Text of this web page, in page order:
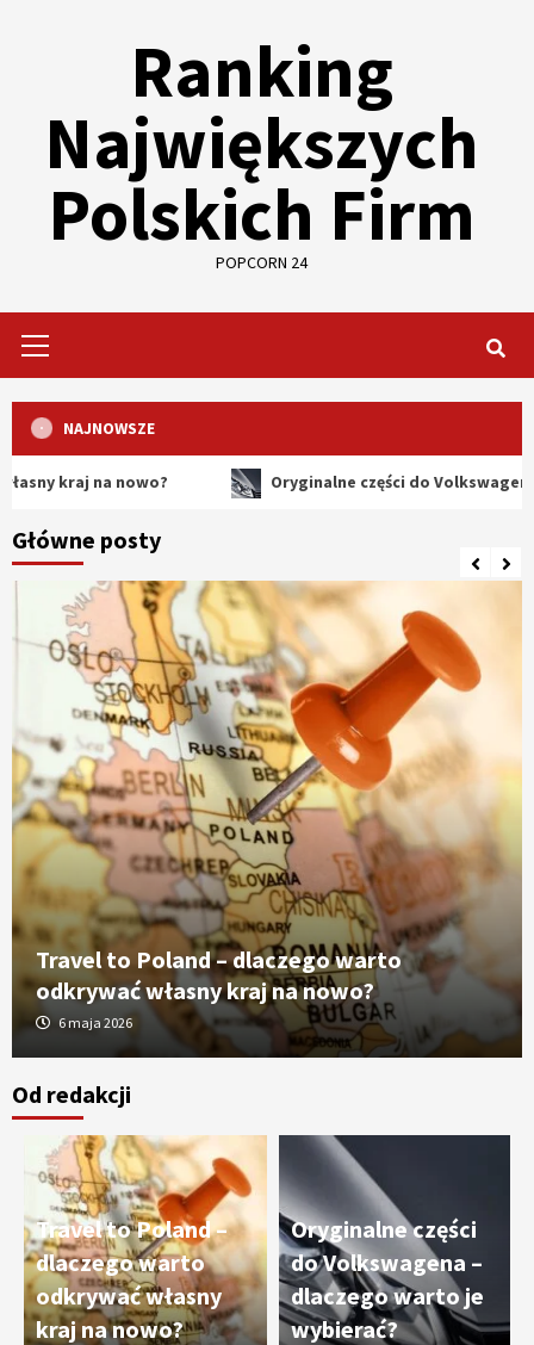
Ranking
Największych
Polskich Firm
POPCORN 24
Menu
NAJNOWSZE
na nowo? Oryginalne części do Volkswagena –
Główne posty
Travel to Poland – dlaczego warto
odkrywać własny kraj na nowo?
6 maja 2026
Od redakcji
Travel to Poland –
dlaczego warto
odkrywać własny
kraj na nowo?
Oryginalne części
do Volkswagena –
dlaczego warto je
wybierać?
3
nowoczesne technologie precyzyjnej
obróbki materiałów
4
Czy sztuczna inteligencja wyprze pracę
geodety w przyszłości?